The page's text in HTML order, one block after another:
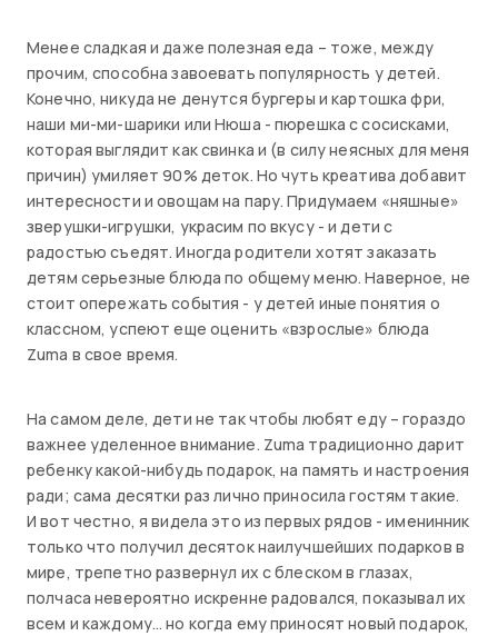
Менее сладкая и даже полезная еда – тоже, между
прочим, способна завоевать популярность у детей.
Конечно, никуда не денутся бургеры и картошка фри,
наши ми-ми-шарики или Нюша - пюрешка с сосисками,
которая выглядит как свинка и (в силу неясных для меня
причин) умиляет 90% деток. Но чуть креатива добавит
интересности и овощам на пару. Придумаем «няшные»
зверушки-игрушки, украсим по вкусу - и дети с
радостью съедят. Иногда родители хотят заказать
детям серьезные блюда по общему меню. Наверное, не
стоит опережать события - у детей иные понятия о
классном, успеют еще оценить «взрослые» блюда
Zuma в свое время.
На самом деле, дети не так чтобы любят еду – гораздо
важнее уделенное внимание. Zuma традиционно дарит
ребенку какой-нибудь подарок, на память и настроения
ради; сама десятки раз лично приносила гостям такие.
И вот честно, я видела это из первых рядов - именинник
только что получил десяток наилучшейших подарков в
мире, трепетно развернул их с блеском в глазах,
полчаса невероятно искренне радовался, показывал их
всем и каждому… но когда ему приносят новый подарок,